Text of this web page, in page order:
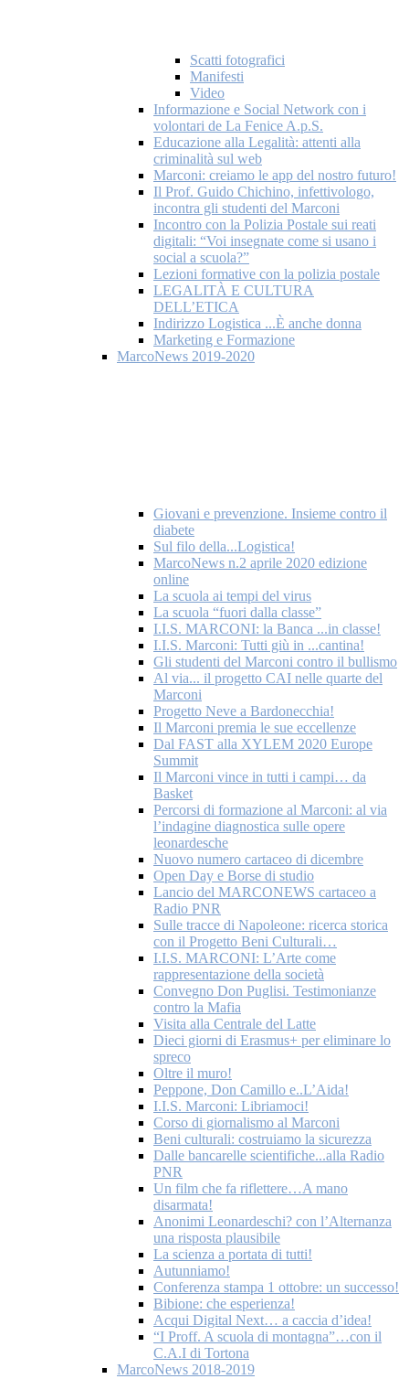
Scatti fotografici
Manifesti
Video
Informazione e Social Network con i
volontari de La Fenice A.p.S.
Educazione alla Legalità: attenti alla
criminalità sul web
Marconi: creiamo le app del nostro futuro!
Il Prof. Guido Chichino, infettivologo,
incontra gli studenti del Marconi
Incontro con la Polizia Postale sui reati
digitali: “Voi insegnate come si usano i
social a scuola?”
Lezioni formative con la polizia postale
LEGALITÀ E CULTURA
DELL’ETICA
Indirizzo Logistica ...È anche donna
Marketing e Formazione
MarcoNews 2019-2020
Giovani e prevenzione. Insieme contro il
diabete
Sul filo della...Logistica!
MarcoNews n.2 aprile 2020 edizione
online
La scuola ai tempi del virus
La scuola “fuori dalla classe”
I.I.S. MARCONI: la Banca ...in classe!
I.I.S. Marconi: Tutti giù in ...cantina!
Gli studenti del Marconi contro il bullismo
Al via... il progetto CAI nelle quarte del
Marconi
Progetto Neve a Bardonecchia!
Il Marconi premia le sue eccellenze
Dal FAST alla XYLEM 2020 Europe
Summit
Il Marconi vince in tutti i campi… da
Basket
Percorsi di formazione al Marconi: al via
l’indagine diagnostica sulle opere
leonardesche
Nuovo numero cartaceo di dicembre
Open Day e Borse di studio
Lancio del MARCONEWS cartaceo a
Radio PNR
Sulle tracce di Napoleone: ricerca storica
con il Progetto Beni Culturali…
I.I.S. MARCONI: L’Arte come
rappresentazione della società
Convegno Don Puglisi. Testimonianze
contro la Mafia
Visita alla Centrale del Latte
Dieci giorni di Erasmus+ per eliminare lo
spreco
Oltre il muro!
Peppone, Don Camillo e..L’Aida!
I.I.S. Marconi: Libriamoci!
Corso di giornalismo al Marconi
Beni culturali: costruiamo la sicurezza
Dalle bancarelle scientifiche...alla Radio
PNR
Un film che fa riflettere…A mano
disarmata!
Anonimi Leonardeschi? con l’Alternanza
una risposta plausibile
La scienza a portata di tutti!
Autunniamo!
Conferenza stampa 1 ottobre: un successo!
Bibione: che esperienza!
Acqui Digital Next… a caccia d’idea!
“I Proff. A scuola di montagna”…con il
C.A.I di Tortona
MarcoNews 2018-2019